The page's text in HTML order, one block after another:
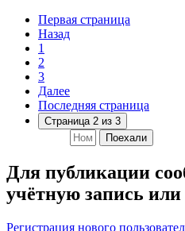
Первая страница
Назад
1
2
3
Далее
Последняя страница
Страница 2 из 3
Поехали
Для публикации
учётную запись или
Регистрация нового